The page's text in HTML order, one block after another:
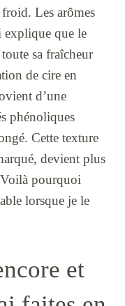
Les arômes
explique que le
sa fraîcheur
de cire en
d’une
phénoliques
Cette texture
devient plus
Voilà pourquoi
lorsque je le
et